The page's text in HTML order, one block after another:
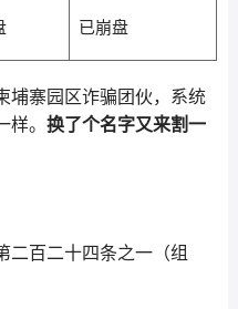
已崩盘
埔寨园区诈骗团伙，系统
。 换了个名字又来割一
二百二十四条之一（组